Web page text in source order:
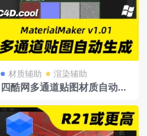
材质辅助 渲染辅助
四酷网多通道贴图材质自动生
1.01Win